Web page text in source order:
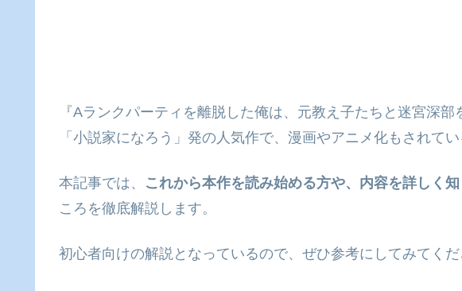
『Aランクパーティを離脱した俺は、元教え子たちと迷宮深
「小説家になろう」発の人気作で、漫画やアニメ化もされてい
本記事では、 これから本作を読み始める方や、内容を詳しく
ころを徹底解説します。
初心者向けの解説となっているので、ぜひ参考にしてみてくだ